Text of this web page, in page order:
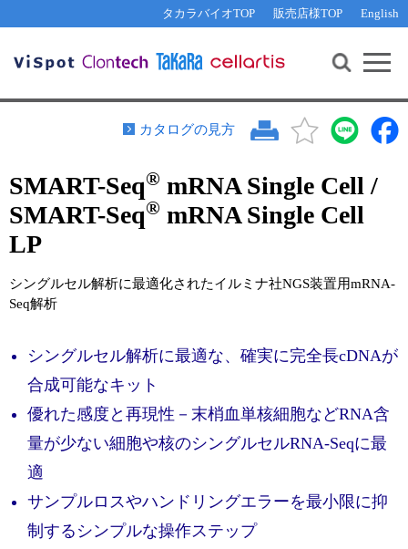
タカラバイオTOP 販売店様TOP English
機能解析・サイレンシング
PCR・等温増幅
リアルタイムPCR（qPCR）
サンプル請求
その他 ライセンスに関するご相談
遺伝子組換え生物該当製品
研究支援ツール
Cut-Site Navigator 制限酵素切断サイトの検索
In-Fusion Cloning プライマー設計
抗体検索サイト
リアルタイムPCR（インターカレーター法）
プライマー検索・注文
リアルタイムPCR （プローブ法）
プライマー・プローブ検索・注文
ラーニングセンター
実験ガイド
リアルタイムPCR実験ガイド
NGSポータルサイト
お問い合わせ WEB会員登録
カタログの見方
SMART-Seq® mRNA Single Cell /
SMART-Seq® mRNA Single Cell
LP
シングルセル解析に最適化されたイルミナ社NGS装置用mRNA-
Seq解析
シングルセル解析に最適な、確実に完全長cDNAが
合成可能なキット
優れた感度と再現性－末梢血単核細胞などRNA含
量が少ない細胞や核のシングルセルRNA-Seqに最
適
サンプルロスやハンドリングエラーを最小限に抑
制するシンプルな操作ステップ